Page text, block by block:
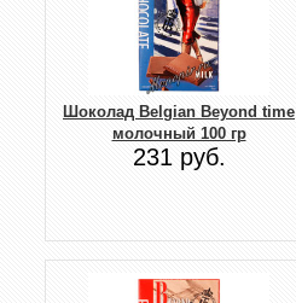
Шоколад Belgian Beyond time
молочный 100 гр
231 руб.